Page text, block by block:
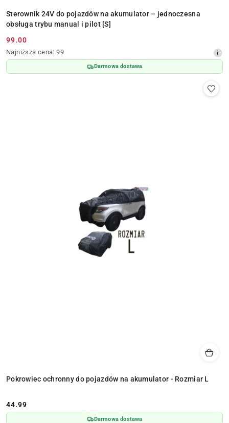
Sterownik 24V do pojazdów na akumulator – jednoczesna
obsługa trybu manual i pilot [S]
Cena
promocyjna:
99.00
Najniższa
cena
z
Najniższa cena: 99
Darmowa dostawa
Pokrowiec ochronny do pojazdów na akumulator - Rozmiar L
Cena:
44.99
Darmowa dostawa